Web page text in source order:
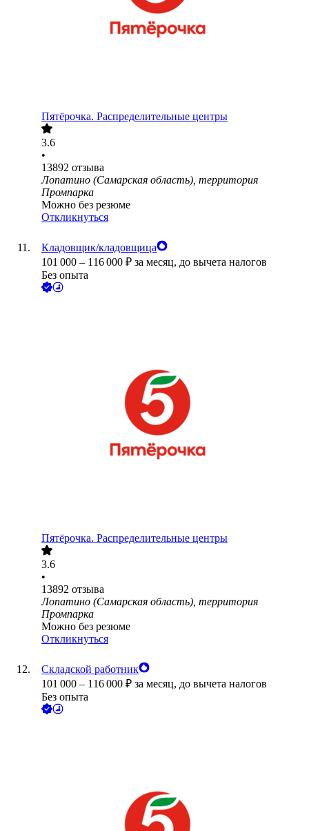
Пятёрочка. Распределительные центры
3.6
•
13892 отзыва
Лопатино (Самарская область), территория
Промпарка
Можно без резюме
Откликнуться
Кладовщик/кладовщица
101 000 – 116 000 ₽ за месяц, до вычета налогов
Без опыта
Пятёрочка. Распределительные центры
3.6
•
13892 отзыва
Лопатино (Самарская область), территория
Промпарка
Можно без резюме
Откликнуться
Складской работник
101 000 – 116 000 ₽ за месяц, до вычета налогов
Без опыта